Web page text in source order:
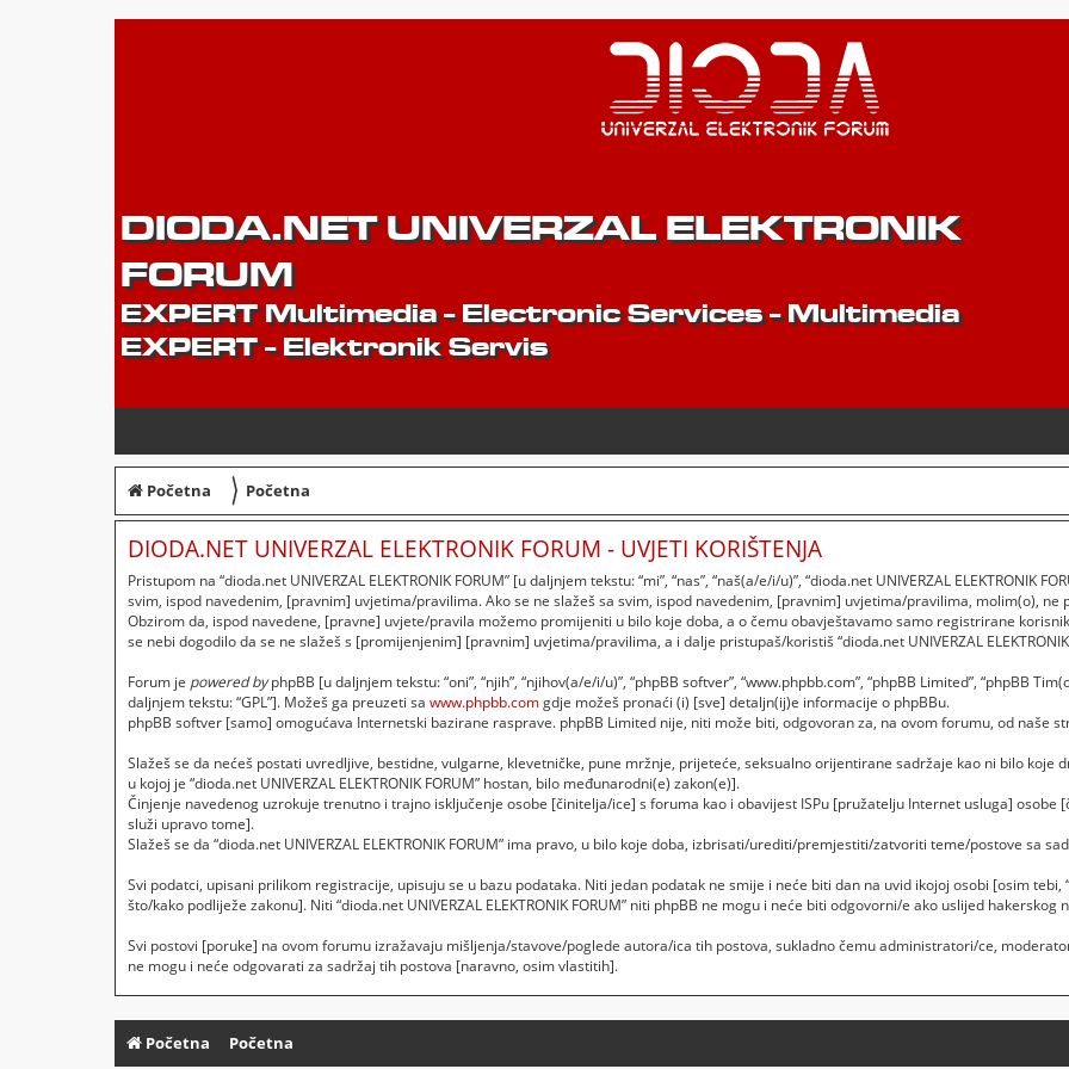
DIODA.NET UNIVERZAL ELEKTRONIK
FORUM
EXPERT Multimedia - Electronic Services - Multimedia
EXPERT - Elektronik Servis
Početna 〉 Početna
DIODA.NET UNIVERZAL ELEKTRONIK FORUM - UVJETI KORIŠTENJA
Pristupom na “dioda.net UNIVERZAL ELEKTRONIK FORUM” [u daljnjem tekstu: “mi”, “nas”, “naš(a/e/i/u)”, “dioda.net UNIVERZAL ELEKTRONIK
svim, ispod navedenim, [pravnim] uvjetima/pravilima. Ako se ne slažeš sa svim, ispod navedenim, [pravnim] uvjetima/pravilima, molim(o), ne
Obzirom da, ispod navedene, [pravne] uvjete/pravila možemo promijeniti u bilo koje doba, a o čemu obavještavamo samo registrirane
se nebi dogodilo da se ne slažeš s [promijenjenim] [pravnim] uvjetima/pravilima, a i dalje pristupaš/koristiš “dioda.net UNIVERZAL ELEKTRONIK
Forum je powered byphpBB [u daljnjem tekstu: “oni”, “njih”, “njihov(a/e/i/u)”, “phpBB softver”, “www.phpbb.com”, “phpBB Limited”, “phpBB
daljnjem tekstu: “GPL”]. Možeš ga preuzeti sa www.phpbb.comgdje možeš pronaći (i) [sve] detaljn(ij)e informacije o phpBBu.
phpBB softver [samo] omogućava Internetski bazirane rasprave. phpBB Limited nije, niti može biti, odgovoran za, na ovom forumu, od naše
Slažeš se da nećeš postati uvredljive, bestidne, vulgarne, klevetničke, pune mržnje, prijeteće, seksualno orijentirane sadržaje kao ni bilo koje
u kojoj je “dioda.net UNIVERZAL ELEKTRONIK FORUM” hostan, bilo međunarodni(e) zakon(e)].
Činjenje navedenog uzrokuje trenutno i trajno isključenje osobe [činitelja/ice] s foruma kao i obavijest ISPu [pružatelju Internet usluga] osobe
služi upravo tome].
Slažeš se da “dioda.net UNIVERZAL ELEKTRONIK FORUM” ima pravo, u bilo koje doba, izbrisati/urediti/premjestiti/zatvoriti teme/postove sa
Svi podatci, upisani prilikom registracije, upisuju se u bazu podataka. Niti jedan podatak ne smije i neće biti dan na uvid ikojoj osobi [osim tebi,
što/kako podliježe zakonu]. Niti “dioda.net UNIVERZAL ELEKTRONIK FORUM” niti phpBB ne mogu i neće biti odgovorni/e ako uslijed
Svi postovi [poruke] na ovom forumu izražavaju mišljenja/stavove/poglede autora/ica tih postova, sukladno čemu administratori/ce,
ne mogu i neće odgovarati za sadržaj tih postova [naravno, osim vlastitih].
Početna Početna